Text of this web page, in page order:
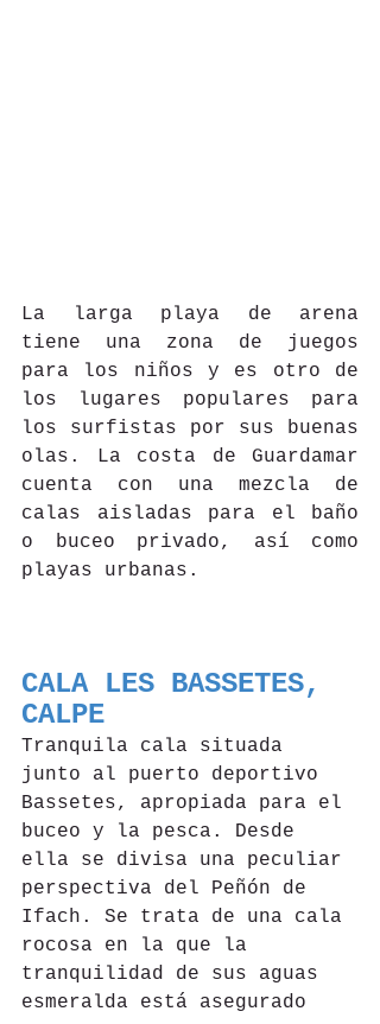
La larga playa de arena
tiene una zona de juegos
para los niños y es otro de
los lugares populares para
los surfistas por sus buenas
olas. La costa de Guardamar
cuenta con una mezcla de
calas aisladas para el baño
o buceo privado, así como
playas urbanas.
CALA LES BASSETES,
CALPE
Tranquila cala situada
junto al puerto deportivo
Bassetes, apropiada para el
buceo y la pesca. Desde
ella se divisa una peculiar
perspectiva del Peñón de
Ifach. Se trata de una cala
rocosa en la que la
tranquilidad de sus aguas
esmeralda está asegurado